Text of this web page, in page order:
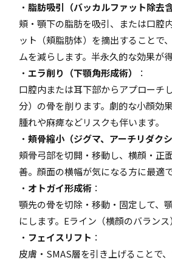
・脂肪吸引（バッカルファット除去含
頬・顎下の脂肪を吸引、または口腔
ット（頬脂肪体）を摘出することで
ムを減らします。半永久的な効果が得
・エラ削り（下顎角形成術）
：
口腔内または耳下部からアプローチ
分）の骨を削ります。劇的な小顔効
腫れや麻痺などリスクも伴います。
・頬骨縮小（ジグマ、アーチリダクシ
頬骨弓部を切開・移動し、横顔・正
善。顔面の横幅が気になる方に最適で
・ オトガイ形成術 ：
顎先の骨を切除・移動・固定して、
にします。Eライン（横顔のバランス
・ フェイスリフト ：
皮膚・SMAS層を引き上げることで